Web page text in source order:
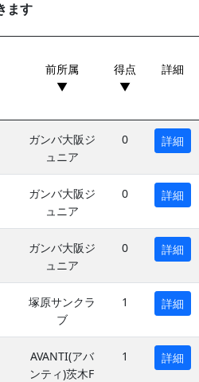
ます
前所属
▼
得点
▼
詳細
ガンバ大阪ジ
ュニア
0 詳細
ガンバ大阪ジ
ュニア
0 詳細
ガンバ大阪ジ
ュニア
0 詳細
塚原サンクラ
ブ
1 詳細
AVANTI(アバ
ンティ)茨木F
1 詳細